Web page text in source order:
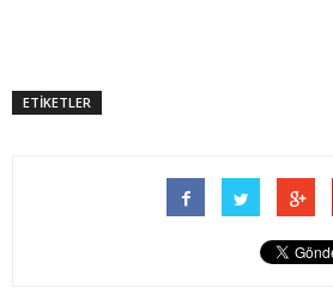
ETİKETLER